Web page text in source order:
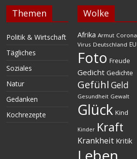
Themen
Politik & Wirtschaft
Tägliches
Soziales
Natur
Gedanken
Kochrezepte
Wolke
Afrika Armut Corona
Virus Deutschland EU
Foto Freude
Gedicht Gedichte
Gefühl Geld
Gesundheit Gewalt
Glück Kind
Kinder Kraft
Krankheit Kritik